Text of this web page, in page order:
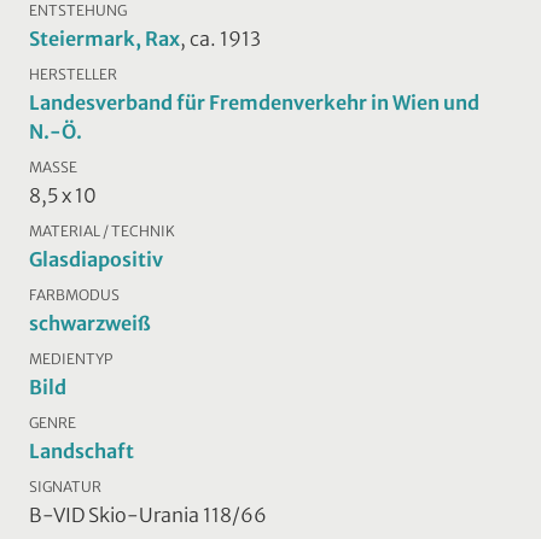
ENTSTEHUNG
Steiermark, Rax, ca. 1913
HERSTELLER
Landesverband für Fremdenverkehr in Wien und
N.-Ö.
MASSE
8,5 x 10
MATERIAL / TECHNIK
Glasdiapositiv
FARBMODUS
schwarzweiß
MEDIENTYP
Bild
GENRE
Landschaft
SIGNATUR
B-VID Skio-Urania 118/66